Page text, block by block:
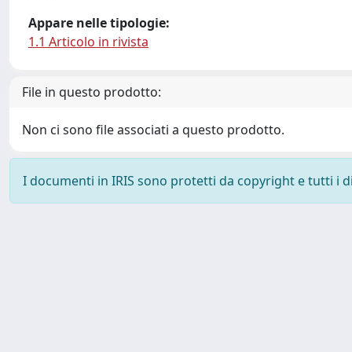
Appare nelle tipologie:
1.1 Articolo in rivista
File in questo prodotto:
Non ci sono file associati a questo prodotto.
I documenti in IRIS sono protetti da copyright e tutti i